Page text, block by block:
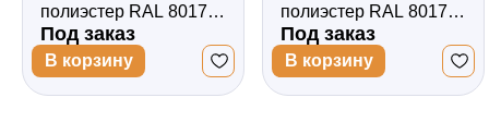
полиэстер RAL 8017
(Шоколадно-
коричневый)
3000*1103*0,4
двухсторонний
Под заказ
В корзину
полиэстер RAL 8017
(Шоколадно-
коричневый)
2500*1103*0,4
двухсторонний
Под заказ
В корзину